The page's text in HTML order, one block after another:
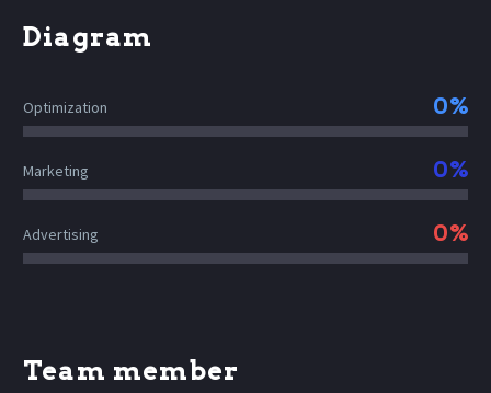
Diagram
Optimization 0%
Marketing 0%
Advertising 0%
Team member